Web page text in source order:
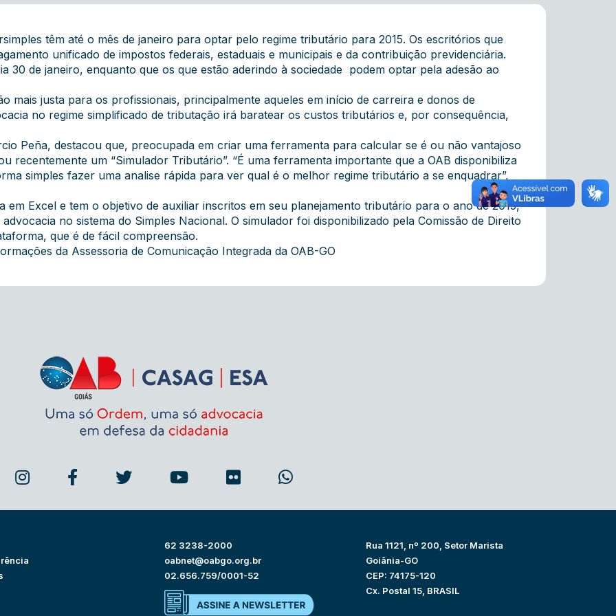
têm até o mês de janeiro para optar pelo regime tributário para 2015. Os escritórios que
unificado de impostos federais, estaduais e municipais e da contribuição previdenciária.
30 de janeiro, enquanto que os que estão aderindo à sociedade podem optar pela adesão ao
mais justa para os profissionais, principalmente aqueles em início de carreira e donos de
no regime simplificado de tributação irá baratear os custos tributários e, por consequência,
Peña, destacou que, preocupada em criar uma ferramenta para calcular se é ou não vantajoso
recentemente um “Simulador Tributário”. “É uma ferramenta importante que a OAB disponibiliza
simples fazer uma analise rápida para ver qual é o melhor regime tributário a se enquadrar”,
Excel e tem o objetivo de auxiliar inscritos em seu planejamento tributário para o ano de 2015,
no sistema do Simples Nacional. O simulador foi disponibilizado pela Comissão de Direito
que é de fácil compreensão.
da Assessoria de Comunicação Integrada da OAB-GO
62 3238-2000
oabnet@oabgo.org.br
02.656.759/0001-52
Rua 1121, nº 200, Setor Marista
Goiânia-GO
CEP: 74175-120
Cx. Postal 15, BRASIL